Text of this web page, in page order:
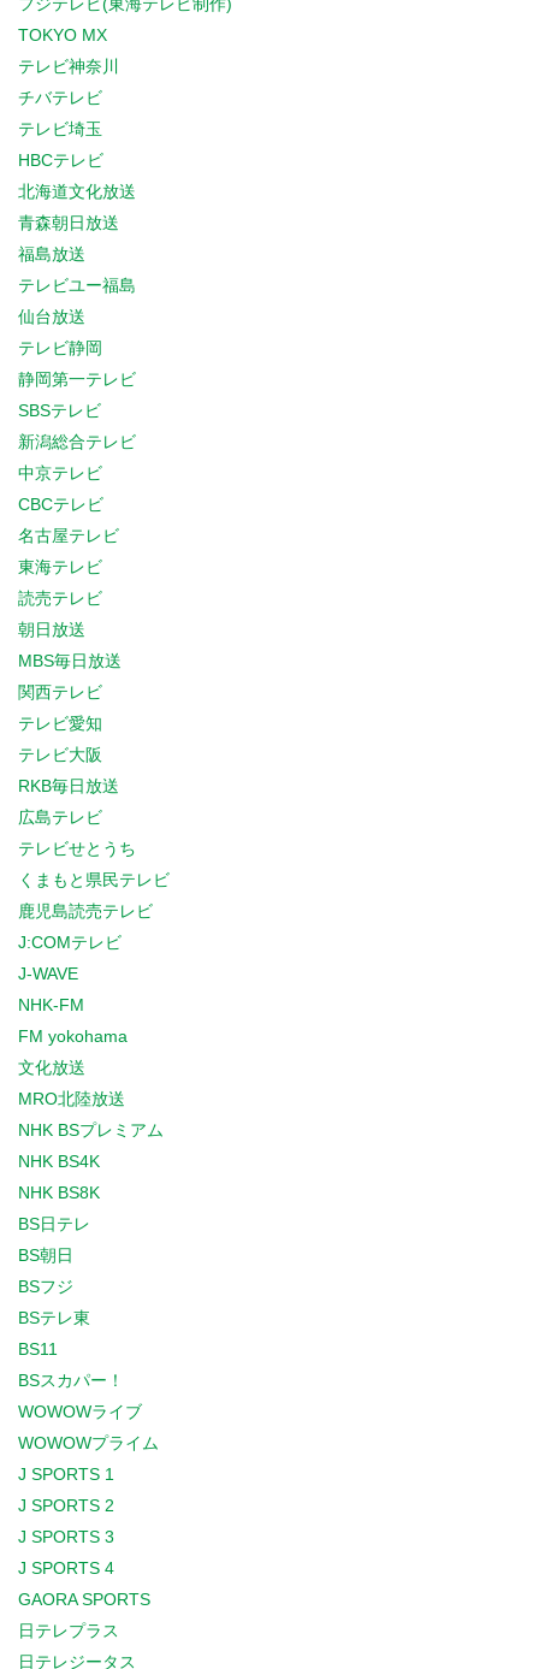
TOKYO MX
テレビ神奈川
チバテレビ
テレビ埼玉
HBCテレビ
北海道文化放送
青森朝日放送
福島放送
テレビユー福島
仙台放送
テレビ静岡
静岡第一テレビ
SBSテレビ
新潟総合テレビ
中京テレビ
CBCテレビ
名古屋テレビ
東海テレビ
読売テレビ
朝日放送
MBS毎日放送
関西テレビ
テレビ愛知
テレビ大阪
RKB毎日放送
広島テレビ
テレビせとうち
くまもと県民テレビ
鹿児島読売テレビ
J:COMテレビ
J-WAVE
NHK-FM
FM yokohama
文化放送
MRO北陸放送
NHK BSプレミアム
NHK BS4K
NHK BS8K
BS日テレ
BS朝日
BSフジ
BSテレ東
BS11
BSスカパー！
WOWOWライブ
WOWOWプライム
J SPORTS 1
J SPORTS 2
J SPORTS 3
J SPORTS 4
GAORA SPORTS
日テレプラス
日テレジータス